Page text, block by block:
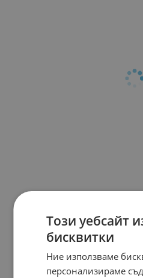
Този уебсайт
бисквитки
Ние използваме
персонализираме